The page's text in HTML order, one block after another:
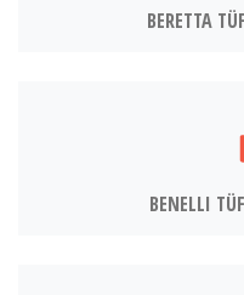
BERETTA
BENELLI